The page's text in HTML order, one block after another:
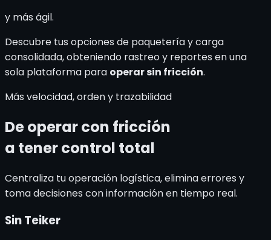
y más ágil.
Descubre tus opciones de paquetería y carga
consolidada, obteniendo rastreo y reportes en una
sola plataforma para operar sin fricción.
Más velocidad, orden y trazabilidad
De operar con fricción
a tener control total
Centraliza tu operación logística, elimina errores y
toma decisiones con información en tiempo real.
Sin Teiker